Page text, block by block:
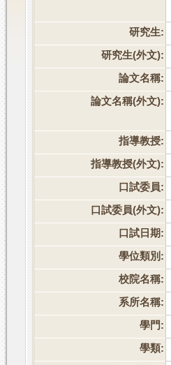
研究生:
研究生(外文):
論文名稱:
論文名稱(外文):
指導教授:
指導教授(外文):
口試委員:
口試委員(外文):
口試日期:
學位類別:
校院名稱:
系所名稱:
學門:
學類: